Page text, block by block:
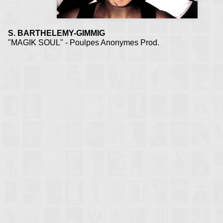
S. BARTHELEMY-GIMMIG
"MAGIK SOUL" - Poulpes Anonymes Prod.